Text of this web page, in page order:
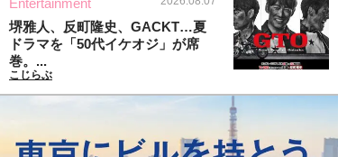
Entertainment
堺雅人、反町隆史、GACKT…夏
ドラマを「50代イケオジ」が席
巻。...
こじらぶ